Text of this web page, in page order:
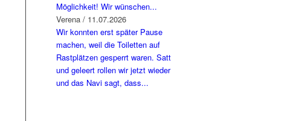
Möglichkeit! Wir wünschen...
Verena / 11.07.2026
Wir konnten erst später Pause
machen, weil die Toiletten auf
Rastplätzen gesperrt waren. Satt
und geleert rollen wir jetzt wieder
und das Navi sagt, dass...